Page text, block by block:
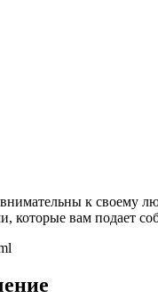
внимательны к своему
которые вам подает